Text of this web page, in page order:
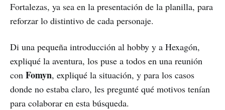
Fortalezas, ya sea en la presentación de la planilla, para
reforzar lo distintivo de cada personaje.
Di una pequeña introducción al hobby y a Hexagón,
expliqué la aventura, los puse a todos en una reunión
con Fomyn, expliqué la situación, y para los casos
donde no estaba claro, les pregunté qué motivos tenían
para colaborar en esta búsqueda.